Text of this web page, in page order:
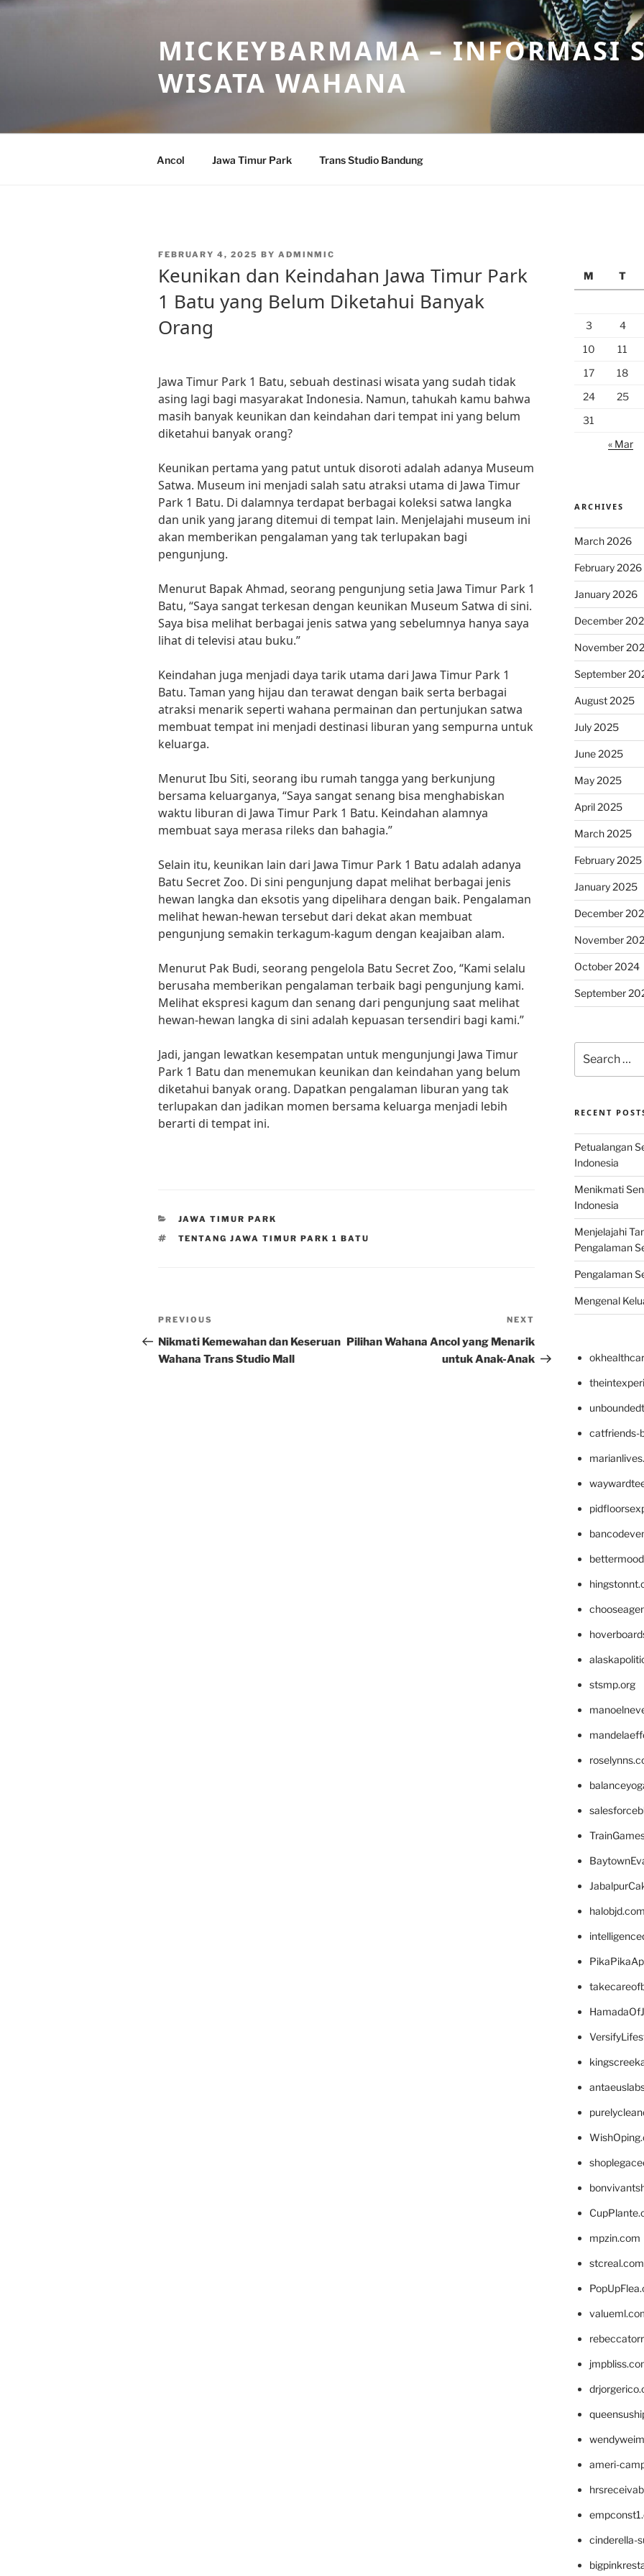
Skip
MICKEYBARMAMA – INFORMASI
WISATA WAHANA
Ancol Jawa Timur Park Trans Studio Bandung
POSTED
FEBRUARY 4, 2025 BY ADMINMIC
Keunikan dan Keindahan Jawa Timur Park
1 Batu yang Belum Diketahui Banyak
Orang
Jawa Timur Park 1 Batu, sebuah destinasi wisata yang sudah tidak
asing lagi bagi masyarakat Indonesia. Namun, tahukah kamu bahwa
masih banyak keunikan dan keindahan dari tempat ini yang belum
diketahui banyak orang?
Keunikan pertama yang patut untuk disoroti adalah adanya Museum
Satwa. Museum ini menjadi salah satu atraksi utama di Jawa Timur
Park 1 Batu. Di dalamnya terdapat berbagai koleksi satwa langka
dan unik yang jarang ditemui di tempat lain. Menjelajahi museum ini
akan memberikan pengalaman yang tak terlupakan bagi
pengunjung.
Menurut Bapak Ahmad, seorang pengunjung setia Jawa Timur Park 1
Batu, “Saya sangat terkesan dengan keunikan Museum Satwa di sini.
Saya bisa melihat berbagai jenis satwa yang sebelumnya hanya saya
lihat di televisi atau buku.”
Keindahan juga menjadi daya tarik utama dari Jawa Timur Park 1
Batu. Taman yang hijau dan terawat dengan baik serta berbagai
atraksi menarik seperti wahana permainan dan pertunjukan satwa
membuat tempat ini menjadi destinasi liburan yang sempurna untuk
keluarga.
Menurut Ibu Siti, seorang ibu rumah tangga yang berkunjung
bersama keluarganya, “Saya sangat senang bisa menghabiskan
waktu liburan di Jawa Timur Park 1 Batu. Keindahan alamnya
membuat saya merasa rileks dan bahagia.”
Selain itu, keunikan lain dari Jawa Timur Park 1 Batu adalah adanya
Batu Secret Zoo. Di sini pengunjung dapat melihat berbagai jenis
hewan langka dan eksotis yang dipelihara dengan baik. Pengalaman
melihat hewan-hewan tersebut dari dekat akan membuat
pengunjung semakin terkagum-kagum dengan keajaiban alam.
Menurut Pak Budi, seorang pengelola Batu Secret Zoo, “Kami selalu
berusaha memberikan pengalaman terbaik bagi pengunjung kami.
Melihat ekspresi kagum dan senang dari pengunjung saat melihat
hewan-hewan langka di sini adalah kepuasan tersendiri bagi kami.”
Jadi, jangan lewatkan kesempatan untuk mengunjungi Jawa Timur
Park 1 Batu dan menemukan keunikan dan keindahan yang belum
diketahui banyak orang. Dapatkan pengalaman liburan yang tak
terlupakan dan jadikan momen bersama keluarga menjadi lebih
berarti di tempat ini.
CATEGORIES
JAWA TIMUR PARK
TAGS
TENTANG JAWA TIMUR PARK 1 BATU
Post
navigation
Previous
Post
PREVIOUS
Nikmati Kemewahan dan Keseruan
Wahana Trans Studio Mall
Post
NEXT
Pilihan Wahana Ancol yang Menarik
untuk Anak-Anak
M
T
3
4
10
11
17
18
24
25
31
« Mar
ARCHIVES
March 2026
February 2026
January 2026
December
November
September
August 2025
July 2025
June 2025
May 2025
April 2025
March 2025
February 2025
January 2025
December
November
October 2024
September
for:
RECENT
Petualangan
Indonesia
Menikmati
Indonesia
Menjelajahi
Pengalaman
Pengalaman
Mengenal
catfriends-
stsmp.org
halobjd.com
mpzin.com
stcreal.com
ameri-
cinderella-